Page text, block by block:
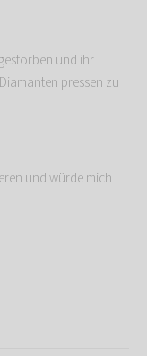
und ihr
pressen zu
und würde mich